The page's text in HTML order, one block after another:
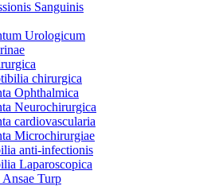
Sanguinis
Urologicum
chirurgica
Ophthalmica
Neurochirurgica
cardiovascularia
Microchirurgiae
anti-infectionis
Laparoscopica
Turp